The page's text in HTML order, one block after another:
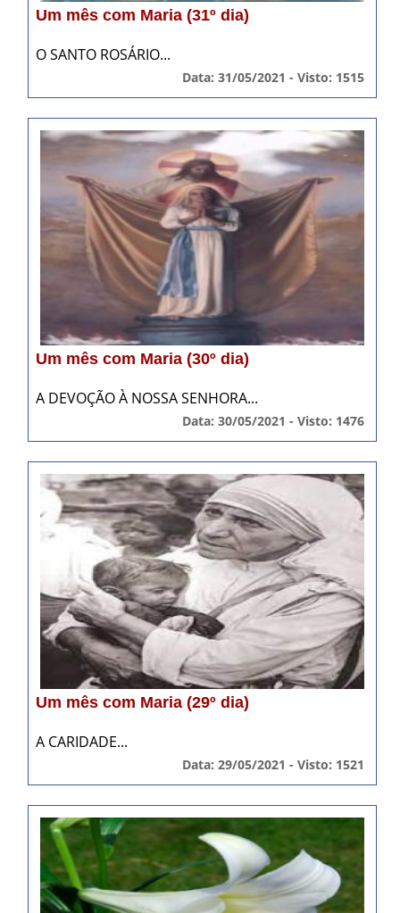
Um mês com Maria (31º dia)
O SANTO ROSÁRIO...
Data: 31/05/2021 - Visto: 1515
Um mês com Maria (30º dia)
A DEVOÇÃO À NOSSA SENHORA...
Data: 30/05/2021 - Visto: 1476
Um mês com Maria (29º dia)
A CARIDADE...
Data: 29/05/2021 - Visto: 1521